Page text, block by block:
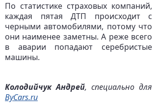
По статистике страховых компаний,
каждая пятая ДТП происходит с
черными автомобилями, потому что
они наименее заметны. А реже всего
в аварии попадают серебристые
машины.
Колодийчук Андрей, специально для
ByCars.ru